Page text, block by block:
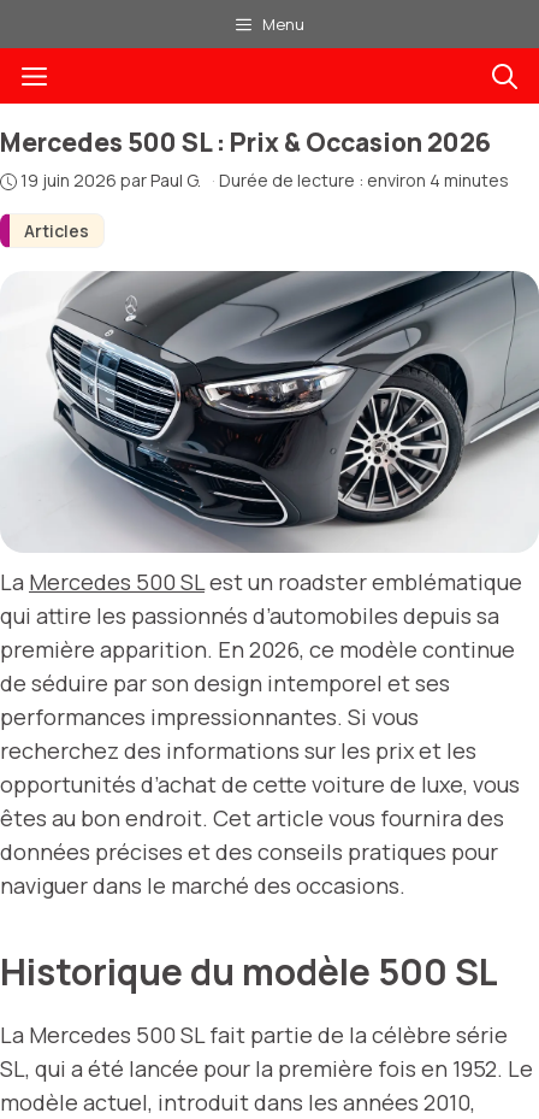
au
contenu
Menu
Menu
Articles
Mercedes 500 SL : Prix & Occasion 2026
19 juin 2026 parPaul G. · Durée de lecture : environ 4 minutes
La Mercedes 500 SLest un roadster emblématique
qui attire les passionnés d’automobiles depuis sa
première apparition. En 2026, ce modèle continue
de séduire par son design intemporel et ses
performances impressionnantes. Si vous
recherchez des informations sur les prix et les
opportunités d’achat de cette voiture de luxe, vous
êtes au bon endroit. Cet article vous fournira des
données précises et des conseils pratiques pour
naviguer dans le marché des occasions.
Historique du modèle 500 SL
La Mercedes 500 SL fait partie de la célèbre série
SL, qui a été lancée pour la première fois en 1952. Le
modèle actuel, introduit dans les années 2010,